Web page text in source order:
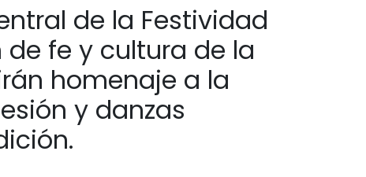
de la Festividad
fe y cultura de la
homenaje a la
y danzas